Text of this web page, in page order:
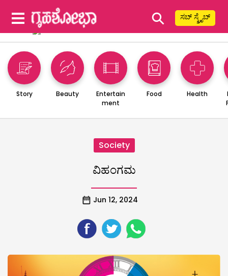
⚲ ಸಬ್ ಸ್ಕ್ರೈಬ್
Story Beauty
Entertain
ment
Food Health
Society
ವಿಹಂಗಮ
Jun 12, 2024